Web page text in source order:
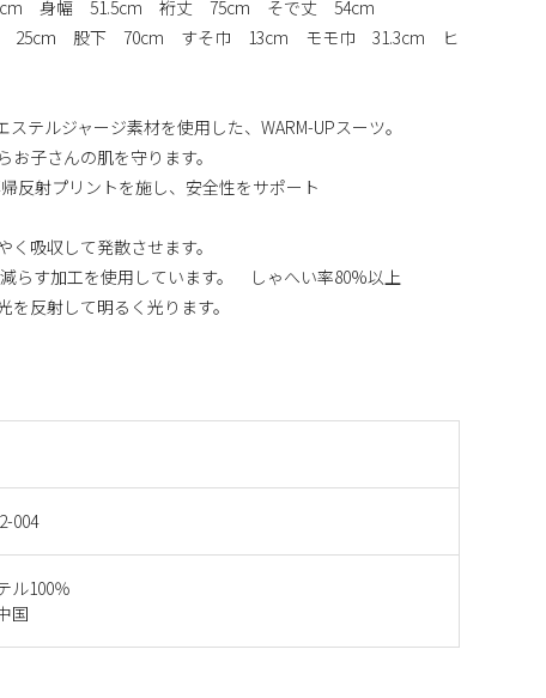
004
ル100％
国
身幅 51.5cm 裄丈 75cm そで丈 54cm
25cm 股下 70cm すそ巾 13cm モモ巾 31.3cm ヒ
テルジャージ素材を使用した、WARM-UPスーツ。
お子さんの肌を守ります。
反射プリントを施し、安全性をサポート
吸収して発散させます。
らす加工を使用しています。 しゃへい率80%以上
反射して明るく光ります。